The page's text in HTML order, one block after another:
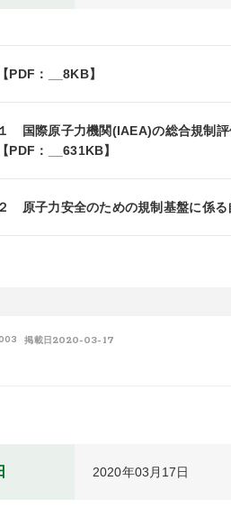
PDF：__8KB】
国際原子力機関(IAEA)の総合規制
PDF：__631KB】
原子力安全のための規制基盤に係る
掲載日 2020-03-17
2020年03月17日